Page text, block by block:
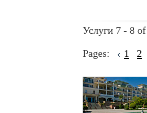
Услуги 7 - 8
Pages: 1 2